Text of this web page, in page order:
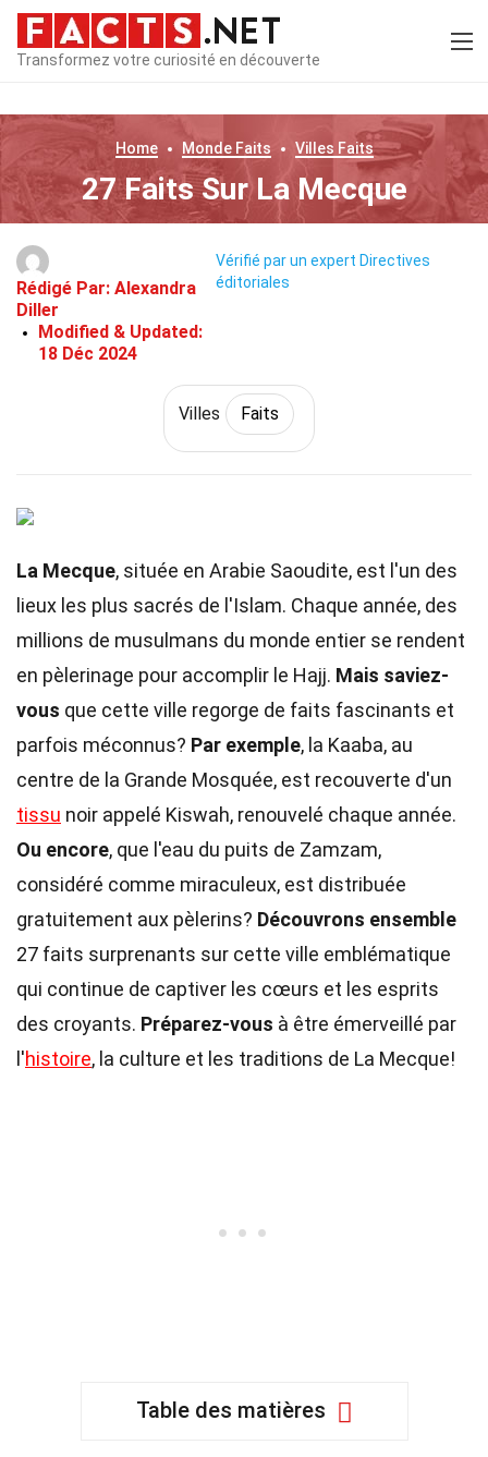
Transformez votre curiosité en découverte
Home MondeFaits Villes Faits
27 Faits Sur La Mecque
Rédigé Par: Alexandra
Diller
Modified & Updated:
18 Déc 2024
Vérifié par un expert Directives
éditoriales
Villes Faits
La Mecque, située en Arabie Saoudite, est l'un des
lieux les plus sacrés de l'Islam. Chaque année, des
millions de musulmans du monde entier se rendent
en pèlerinage pour accomplir le Hajj. Mais saviez-
vous que cette ville regorge de faits fascinants et
parfois méconnus? Par exemple, la Kaaba, au
centre de la Grande Mosquée, est recouverte d'un
tissu noir appelé Kiswah, renouvelé chaque année.
Ou encore, que l'eau du puits de Zamzam,
considéré comme miraculeux, est distribuée
gratuitement aux pèlerins? Découvrons ensemble
27 faits surprenants sur cette ville emblématique
qui continue de captiver les cœurs et les esprits
des croyants. Préparez-vous à être émerveillé par
l'histoire, la culture et les traditions de La Mecque!
Table des matières